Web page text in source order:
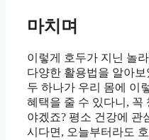
마치며
이렇게 호두가 지닌 놀
다양한 활용법을 알아보
두 하나가 우리 몸에 이
혜택을 줄 수 있다니, 꼭
야겠죠? 평소 건강에 관
시다면, 오늘부터라도